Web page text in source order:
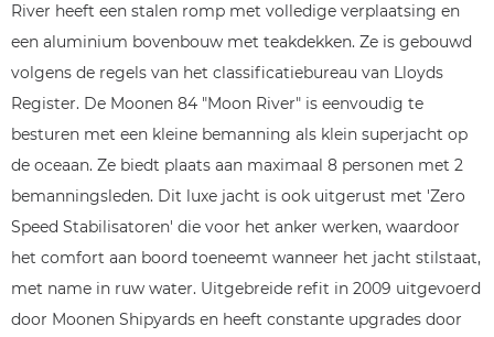
River heeft een stalen romp met volledige verplaatsing en
een aluminium bovenbouw met teakdekken. Ze is gebouwd
volgens de regels van het classificatiebureau van Lloyds
Register. De Moonen 84 "Moon River" is eenvoudig te
besturen met een kleine bemanning als klein superjacht op
de oceaan. Ze biedt plaats aan maximaal 8 personen met 2
bemanningsleden. Dit luxe jacht is ook uitgerust met 'Zero
Speed Stabilisatoren' die voor het anker werken, waardoor
het comfort aan boord toeneemt wanneer het jacht stilstaat,
met name in ruw water. Uitgebreide refit in 2009 uitgevoerd
door Moonen Shipyards en heeft constante upgrades door